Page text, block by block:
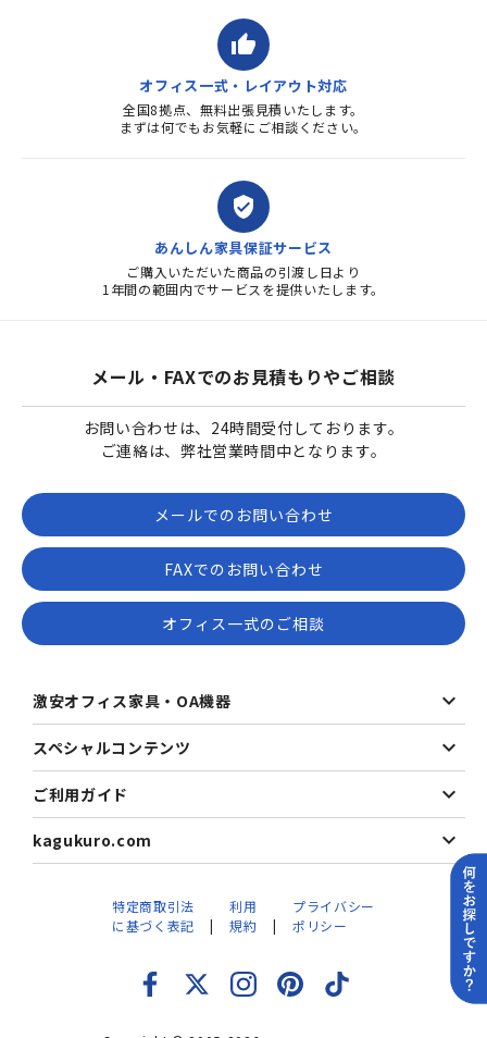
thumb_up
オフィス一式・レイアウト対応
全国8拠点、無料出張見積いたします。
まずは何でもお気軽にご相談ください。
verified_user
あんしん家具保証サービス
ご購入いただいた商品の引渡し日より
1年間の範囲内でサービスを提供いたします。
メール・FAXでのお見積もりやご相談
お問い合わせは、24時間受付しております。
ご連絡は、弊社営業時間中となります。
メールでのお問い合わせ
FAXでのお問い合わせ
オフィス一式のご相談
激安オフィス家具・OA機器
スペシャルコンテンツ
ご利用ガイド
kagukuro.com
特定商取引法
に基づく表記
利用
規約
プライバシー
ポリシー